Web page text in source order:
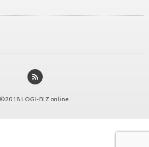
©2018 LOGI-BIZ online